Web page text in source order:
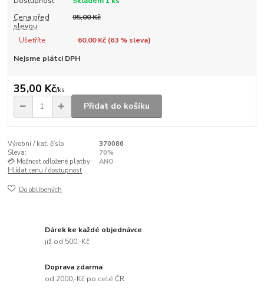
Cena před
slevou
95,00 Kč
Ušetříte 60,00 Kč (63% sleva)
Nejsme plátci DPH
35,00 Kč/ks
Přidat do košíku
Výrobní / kat. číslo
370086
Sleva:
70%
💳 Možnost odložené platby:
ANO
Hlídat cenu / dostupnost
Do oblíbených
Dárek ke každé objednávce
již od 500,-Kč
Doprava zdarma
od 2000,-Kč po celé ČR